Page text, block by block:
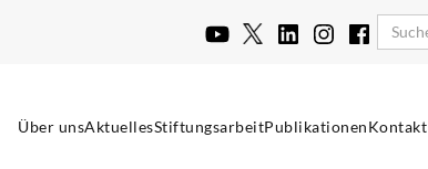
Über unsAktuellesStiftungsarbeitPublikationenKontakt